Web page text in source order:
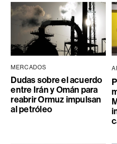
MERCADOS
Dudas sobre el acuerdo
entre Irán y Omán para
reabrir Ormuz impulsan
al petróleo